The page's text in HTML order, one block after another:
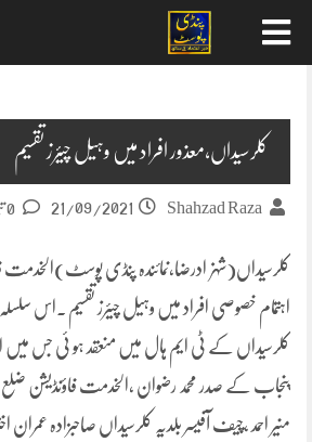
کلرسیداں،معذور افراد میں وہیل چیئرز تقسیم
Shahzad Raza
21/09/2021
کلرسیداں(شہزادرضا،نمائندہ پنڈی پوسٹ)الخدمت
اہتمام خصوصی افراد میں وہیل چیئرز تقسیم ۔اس
کلرسیداں کے ٹی ایم ہال میں منعقد ہو ئی جس میں
پنجاب کے صدر محمد رضوان ،الخدمت فاؤنڈیشن
منیر احمد ،چیف آفیسر بلدیہ کلرسیداں صاحبزادہ عمران